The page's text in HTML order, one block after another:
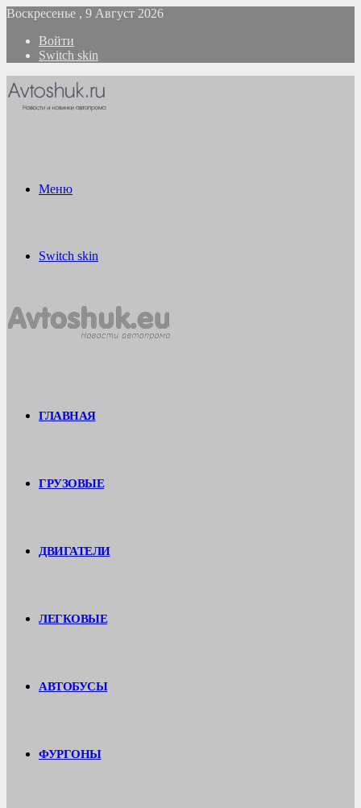
Воскресенье , 9 Август 2026
Войти
Switch skin
Меню
Switch skin
ГЛАВНАЯ
ГРУЗОВЫЕ
ДВИГАТЕЛИ
ЛЕГКОВЫЕ
АВТОБУСЫ
ФУРГОНЫ